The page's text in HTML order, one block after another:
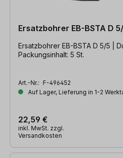
Ersatzbohrer EB-BSTA D
Ersatzbohrer EB-BSTA D 5/5 |
Packungsinhalt: 5 St.
Art.-Nr.: F-496452
Auf Lager, Lieferung in 1-2
22,59 €
inkl. MwSt. zzgl.
Versandkosten